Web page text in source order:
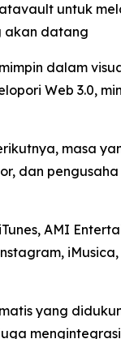
untuk
akan datang
dalam
Web 3.0,
masa
dan
AMI
yang